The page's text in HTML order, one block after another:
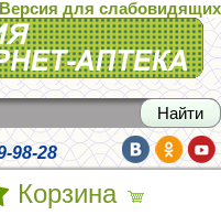
Версия для слабовидящих
98-28
Корзина